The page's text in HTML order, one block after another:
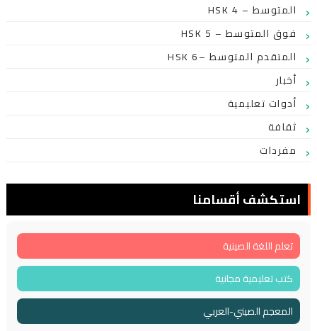
HSK 4 – المتوسط
HSK 5 – فوق المتوسط
HSK 6– المتقدم المتوسط
أخبار
أدوات تعليمية
ثقافة
مفردات
استكشف أقسامنا
تعلم اللغة الصينية
كتب تعليمية مجانية
المعجم الصيني-العربي